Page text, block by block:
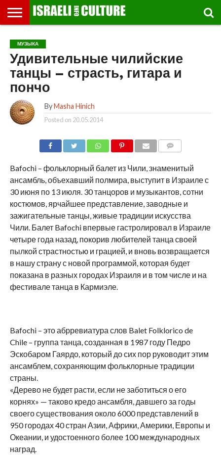
МУЗЕИ
СТРАНА
ФЕСТИВАЛЕЙ
ТЕАТР
КНИГИ.
ТЕКСТЫ
МУЗЫКА
РЕЛИГИЯ/
ИСТОРИЯ
ДВИЖЕНИЕ
ДЕТИ
ВЫХОДНОГО
ДНЯ
МАРШРУТЫ
ПРОГУЛЬЩИКА
ВИДЕО-
РЕЧИ
ВПЕЧАТЛЕНИЯ
ВСТРЕЧИ
И
ЛЕКЦИИ
ИНТЕРВЬЮ
КИНО
TEL
AVIV
GLOBAL
МУЗЫКА
Удивительные чилийские
танцы – страсть, гитара и
пончо
By Masha Hinich
Posted on 20.05.2014
Bafochi – фольклорный балет из Чили, знаменитый
ансамбль, объехавший полмира, выступит в Израиле с
30 июня по 13 июля. 30 танцоров и музыкантов, сотни
костюмов, ярчайшее представление, заводные и
зажигательные танцы, живые традиции искусства
Чили. Балет Bafochi впервые гастролировал в Израиле
четыре года назад, покорив любителей танца своей
пылкой страстностью и грацией, и вновь возвращается
в нашу страну с новой программой, которая будет
показана в разных городах Израиля и в том числе и на
фестивале танца в Кармиэле.
Bafochi – это абрревиатура слов Balet Folklorico de
Chile – группа танца, созданная в 1987 году Педро
Эскобаром Гаярдо, который до сих пор руководит этим
ансамблем, сохраняющим фольклорные традиции
страны.
«Дерево не будет расти, если не заботиться о его
корнях» — таково кредо ансамбля, давшего за годы
своего существования около 6000 представлений в
950 городах 40 стран Азии, Африки, Америки, Европы и
Океании, и удостоенного более 100 международных
наград.